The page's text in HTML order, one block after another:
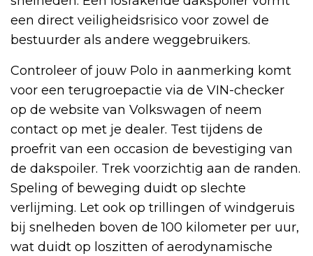
een direct veiligheidsrisico voor zowel de
bestuurder als andere weggebruikers.
Controleer of jouw Polo in aanmerking komt
voor een terugroepactie via de VIN-checker
op de website van Volkswagen of neem
contact op met je dealer. Test tijdens de
proefrit van een occasion de bevestiging van
de dakspoiler. Trek voorzichtig aan de randen.
Speling of beweging duidt op slechte
verlijming. Let ook op trillingen of windgeruis
bij snelheden boven de 100 kilometer per uur,
wat duidt op loszitten of aerodynamische